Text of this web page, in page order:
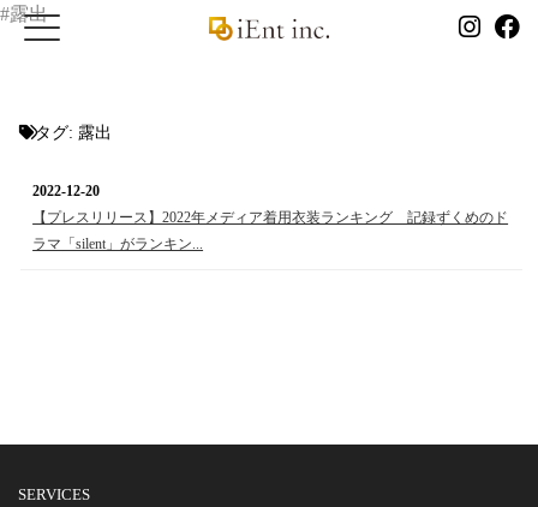
#露出
タグ: 露出
2022-12-20
【プレスリリース】2022年メディア着用衣装ランキング 記録ずくめのド
ラマ「silent」がランキン...
SERVICES